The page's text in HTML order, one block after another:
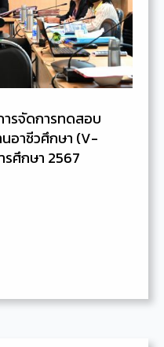
ารจัดการทดสอบ
อาชีวศึกษา (V-
รศึกษา 2567